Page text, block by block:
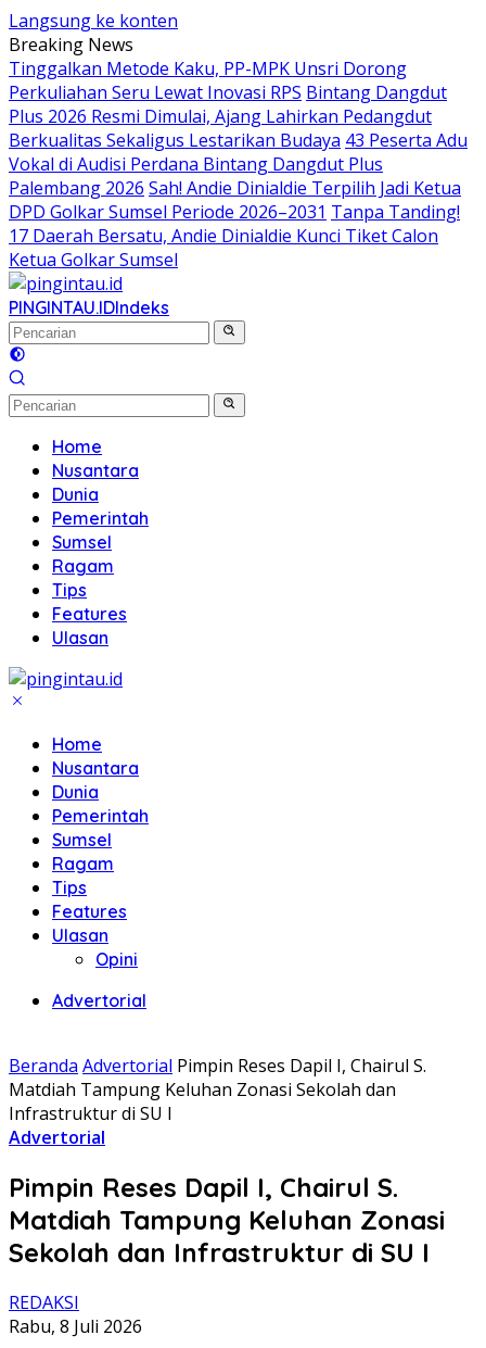
Langsung ke konten
Breaking News
Tinggalkan Metode Kaku, PP-MPK Unsri Dorong
Perkuliahan Seru Lewat Inovasi RPS Bintang Dangdut
Plus 2026 Resmi Dimulai, Ajang Lahirkan Pedangdut
Berkualitas Sekaligus Lestarikan Budaya 43 Peserta Adu
Vokal di Audisi Perdana Bintang Dangdut Plus
Palembang 2026 Sah! Andie Dinialdie Terpilih Jadi Ketua
DPD Golkar Sumsel Periode 2026–2031 Tanpa Tanding!
17 Daerah Bersatu, Andie Dinialdie Kunci Tiket Calon
Ketua Golkar Sumsel
PINGINTAU.IDIndeks
Home
Nusantara
Dunia
Pemerintah
Sumsel
Ragam
Tips
Features
Ulasan
Home
Nusantara
Dunia
Pemerintah
Sumsel
Ragam
Tips
Features
Ulasan
Opini
Advertorial
Beranda Advertorial Pimpin Reses Dapil I, Chairul S.
Matdiah Tampung Keluhan Zonasi Sekolah dan
Infrastruktur di SU I
Advertorial
Pimpin Reses Dapil I, Chairul S.
Matdiah Tampung Keluhan Zonasi
Sekolah dan Infrastruktur di SU I
REDAKSI
Rabu, 8 Juli 2026